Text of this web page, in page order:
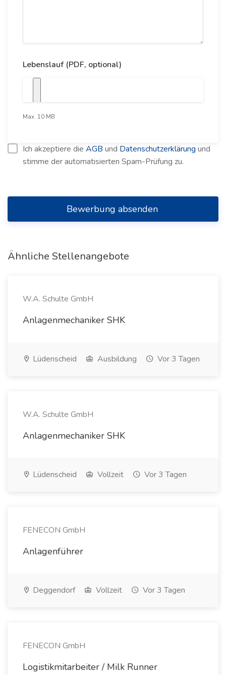
Lebenslauf (PDF, optional)
Max. 10 MB
Ich akzeptiere die AGB und Datenschutzerklärung und
stimme der automatisierten Spam-Prüfung zu.
Bewerbung absenden
Ähnliche Stellenangebote
W.A. Schulte GmbH
Anlagenmechaniker SHK
Lüdenscheid Ausbildung Vor 3 Tagen
W.A. Schulte GmbH
Anlagenmechaniker SHK
Lüdenscheid Vollzeit Vor 3 Tagen
FENECON GmbH
Anlagenführer
Deggendorf Vollzeit Vor 3 Tagen
FENECON GmbH
Logistikmitarbeiter / Milk Runner